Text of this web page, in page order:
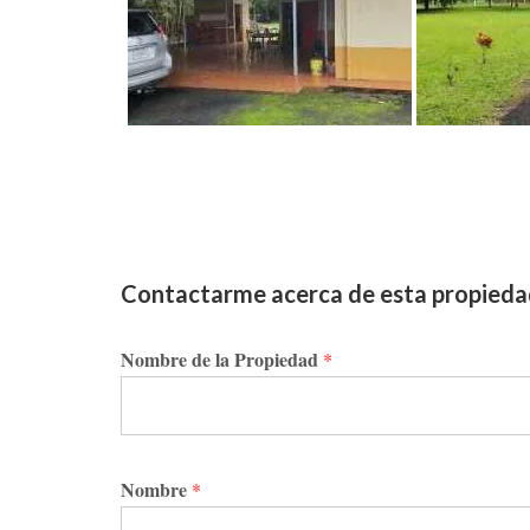
Contactarme acerca de esta
Nombre de la Propiedad *
Nombre *